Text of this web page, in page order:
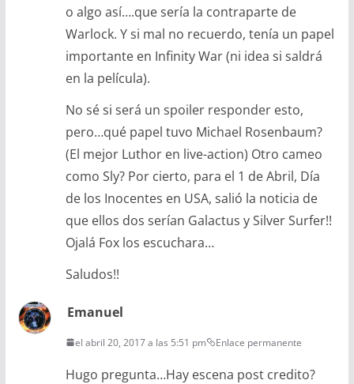
o algo así….que sería la contraparte de
Warlock. Y si mal no recuerdo, tenía un papel
importante en Infinity War (ni idea si saldrá
en la película).
No sé si será un spoiler responder esto,
pero…qué papel tuvo Michael Rosenbaum?
(El mejor Luthor en live-action) Otro cameo
como Sly? Por cierto, para el 1 de Abril, Día
de los Inocentes en USA, salió la noticia de
que ellos dos serían Galactus y Silver Surfer!!
Ojalá Fox los escuchara…
Saludos!!
Emanuel
el abril 20, 2017 a las 5:51 pm Enlace permanente
Hugo pregunta…Hay escena post credito?